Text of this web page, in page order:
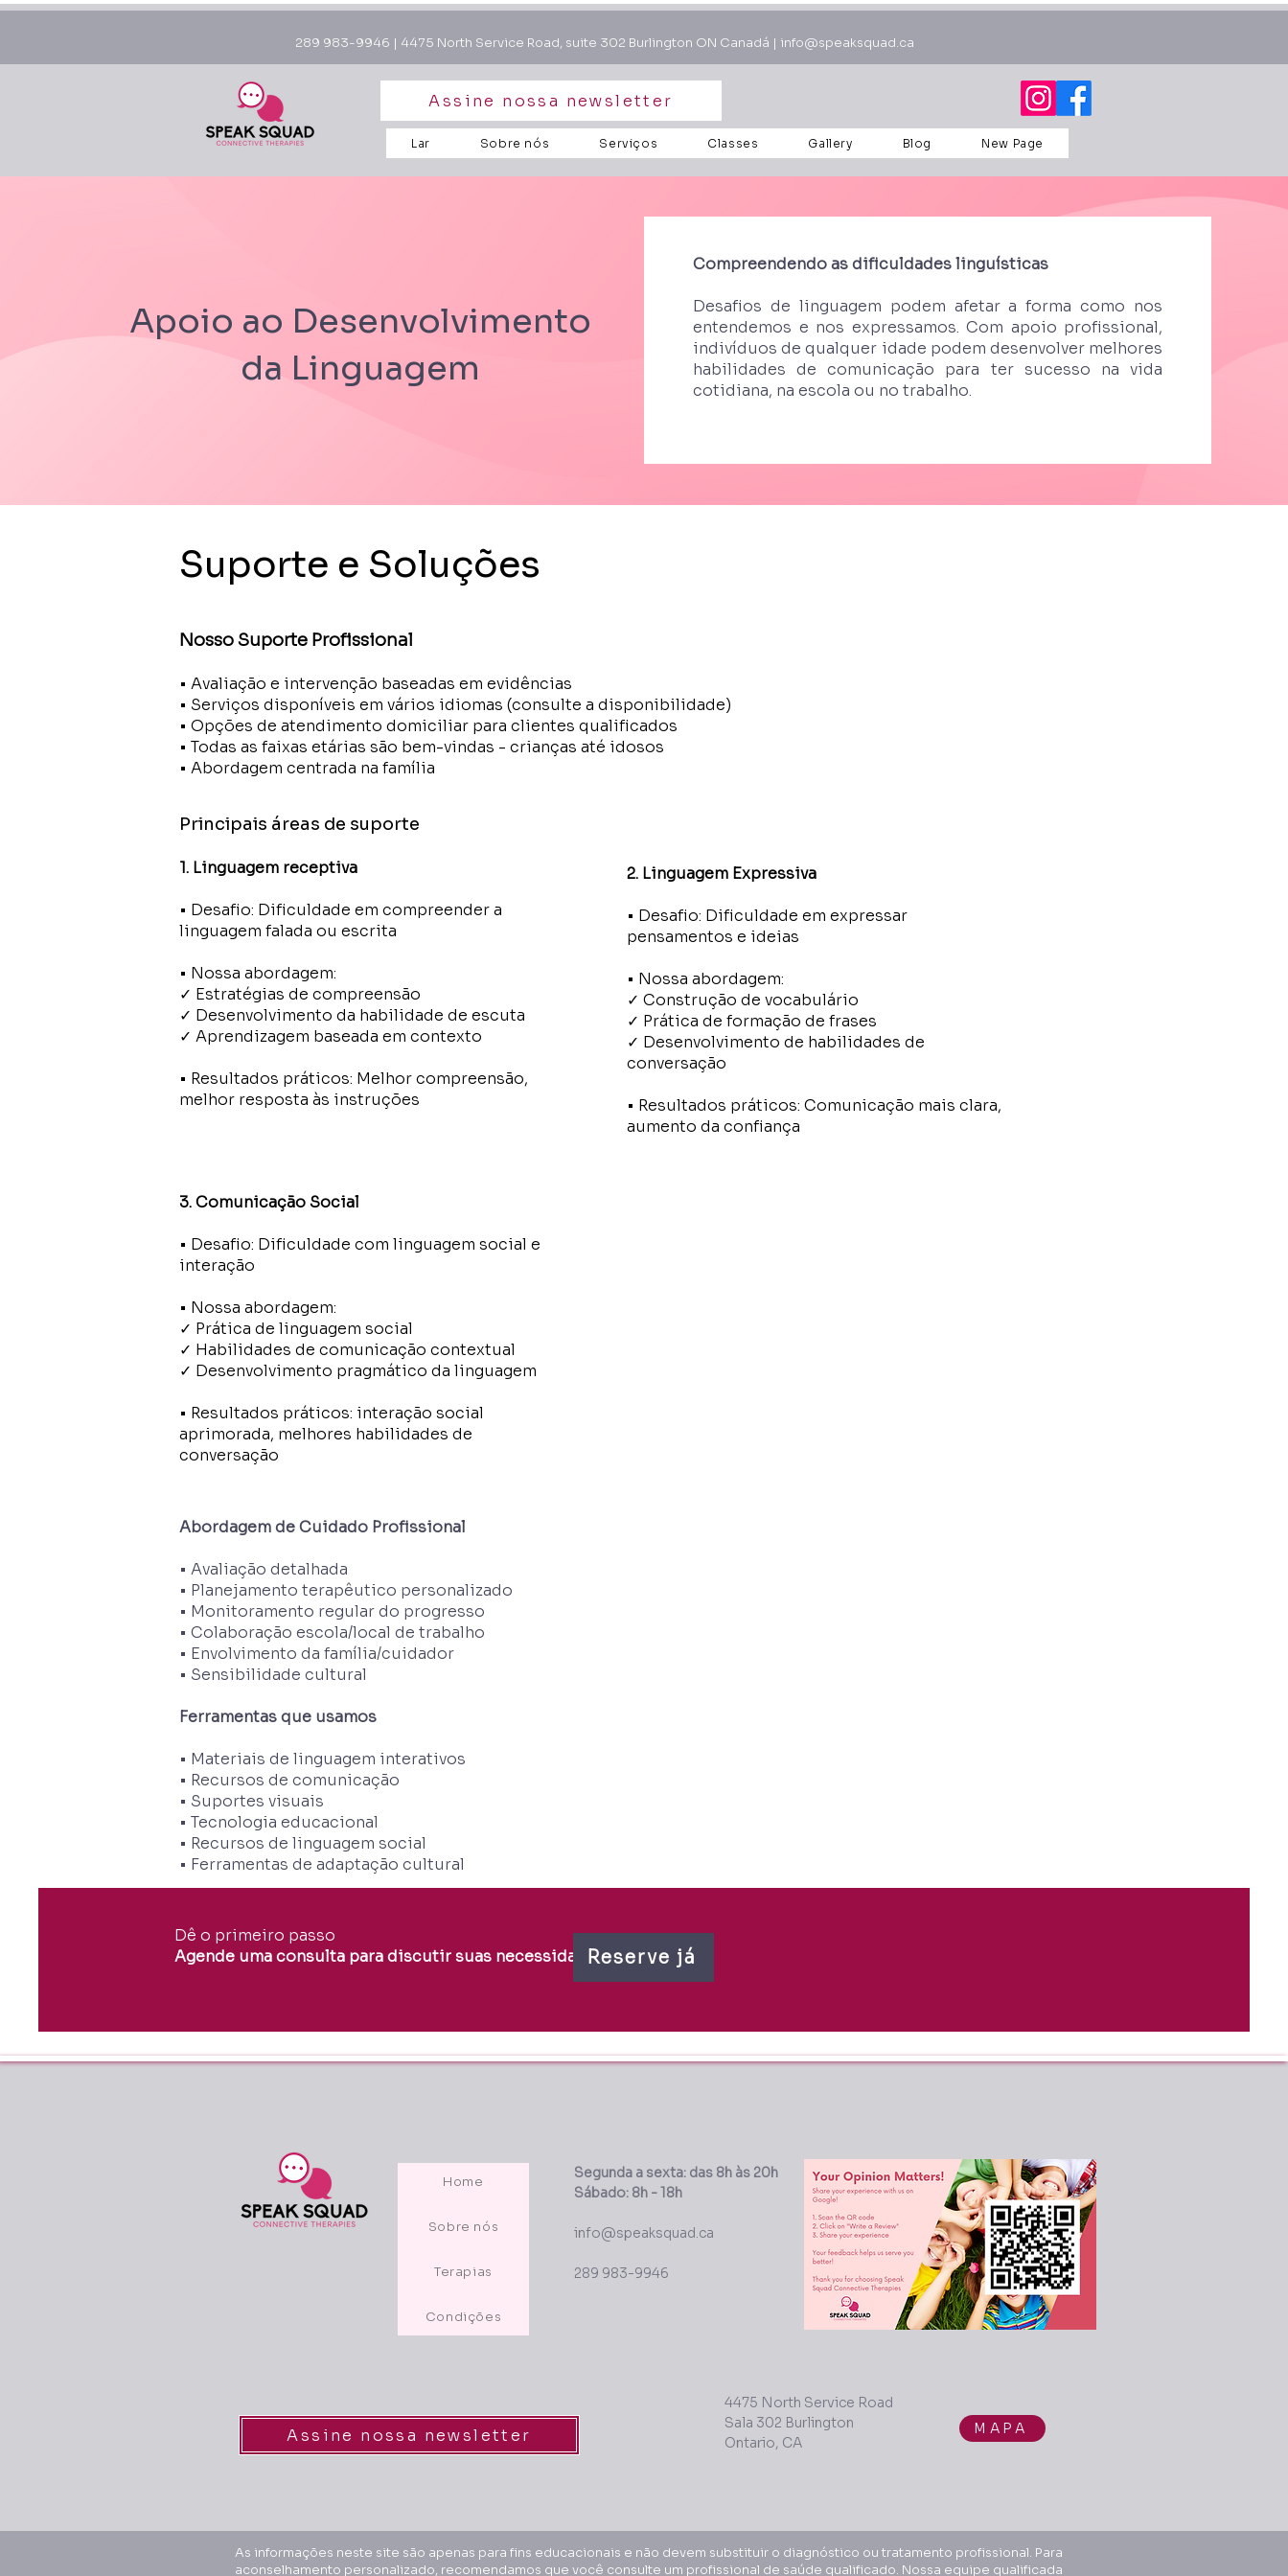
289 983-9946 | 4475 North Service Road, suite 302 Burlington ON Canadá | info@speaksquad.ca
Assine nossa newsletter
Lar Sobre nós Serviços Classes Gallery Blog New Page
Apoio ao Desenvolvimento
da Linguagem
Compreendendo as dificuldades linguísticas
Desafios de linguagem podem afetar a forma como nos
entendemos e nos expressamos. Com apoio profissional,
indivíduos de qualquer idade podem desenvolver melhores
habilidades de comunicação para ter sucesso na vida
cotidiana, na escola ou no trabalho.
Suporte e Soluções
Nosso Suporte Profissional
• Avaliação e intervenção baseadas em evidências
• Serviços disponíveis em vários idiomas (consulte a disponibilidade)
• Opções de atendimento domiciliar para clientes qualificados
• Todas as faixas etárias são bem-vindas - crianças até idosos
• Abordagem centrada na família
Principais áreas de suporte
1. Linguagem receptiva
• Desafio: Dificuldade em compreender a
linguagem falada ou escrita
• Nossa abordagem:
✓ Estratégias de compreensão
✓ Desenvolvimento da habilidade de escuta
✓ Aprendizagem baseada em contexto
• Resultados práticos: Melhor compreensão,
melhor resposta às instruções
2. Linguagem Expressiva
• Desafio: Dificuldade em expressar
pensamentos e ideias
• Nossa abordagem:
✓ Construção de vocabulário
✓ Prática de formação de frases
✓ Desenvolvimento de habilidades de
conversação
• Resultados práticos: Comunicação mais clara,
aumento da confiança
3. Comunicação Social
• Desafio: Dificuldade com linguagem social e
interação
• Nossa abordagem:
✓ Prática de linguagem social
✓ Habilidades de comunicação contextual
✓ Desenvolvimento pragmático da linguagem
• Resultados práticos: interação social
aprimorada, melhores habilidades de
conversação
Abordagem de Cuidado Profissional
• Avaliação detalhada
• Planejamento terapêutico personalizado
• Monitoramento regular do progresso
• Colaboração escola/local de trabalho
• Envolvimento da família/cuidador
• Sensibilidade cultural
Ferramentas que usamos
• Materiais de linguagem interativos
• Recursos de comunicação
• Suportes visuais
• Tecnologia educacional
• Recursos de linguagem social
• Ferramentas de adaptação cultural
Dê o primeiro passo
Agende uma consulta para discutir suas necessidadesReserve já
Home
Sobre nós
Terapias
Condições
Segunda a sexta: das 8h às 20h
Sábado: 8h - 18h
info@speaksquad.ca
289 983-9946
Assine nossa newsletter
4475 North Service Road
Sala 302 Burlington
Ontario, CA
MAPA
As informações neste site são apenas para fins educacionais e não devem substituir o diagnóstico ou tratamento profissional. Para
aconselhamento personalizado, recomendamos que você consulte um profissional de saúde qualificado. Nossa equipe qualificada